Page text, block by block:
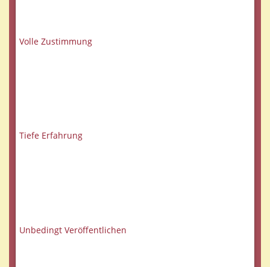
Volle Zustimmung
Tiefe Erfahrung
Unbedingt Veröffentlichen